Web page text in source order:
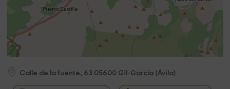
Calle de la fuente, 63 05600 Gil-García (Ávila)